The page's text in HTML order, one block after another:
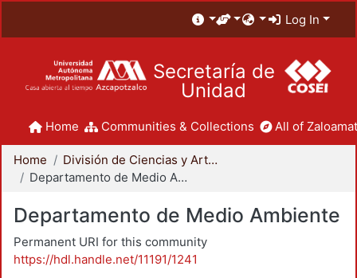
Log In
Secretaría de
Unidad
Home Communities & Collections All of
Home
División de Ciencias y Artes para el Diseño
Departamento de Medio Ambiente
Departamento de Medio Ambiente
Permanent URI for this community
https://hdl.handle.net/11191/1241